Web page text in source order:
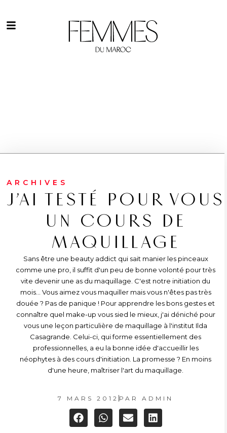
ARCHIVES
J’AI TESTÉ POUR VOUS
UN COURS DE
MAQUILLAGE
Sans être une beauty addict qui sait manier les pinceaux
comme une pro, il suffit d'un peu de bonne volonté pour très
vite devenir une as du maquillage. C'est notre initiation du
mois... Vous aimez vous maquiller mais vous n'êtes pas très
douée ? Pas de panique ! Pour apprendre les bons gestes et
connaître quel make-up vous sied le mieux, j'ai déniché pour
vous une leçon particulière de maquillage à l'institut Ilda
Casagrande. Celui-ci, qui forme essentiellement des
professionnelles, a eu la bonne idée d'accueillir les
néophytes à des cours d'initiation. La promesse ? En moins
d'une heure, maîtriser l'art du maquillage.
7 MARS 2012 PAR ADMIN